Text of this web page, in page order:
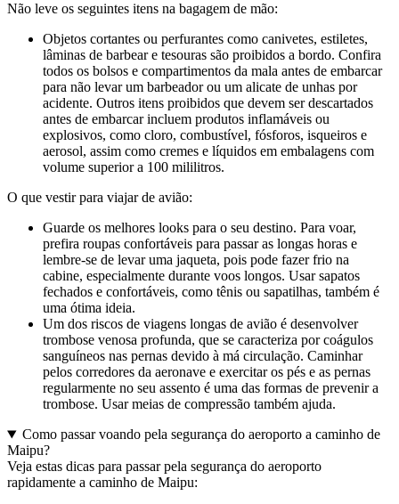
Não leve os seguintes itens na bagagem de mão:
Objetos cortantes ou perfurantes como canivetes, estiletes,
lâminas de barbear e tesouras são proibidos a bordo. Confira
todos os bolsos e compartimentos da mala antes de embarcar
para não levar um barbeador ou um alicate de unhas por
acidente. Outros itens proibidos que devem ser descartados
antes de embarcar incluem produtos inflamáveis ou
explosivos, como cloro, combustível, fósforos, isqueiros e
aerosol, assim como cremes e líquidos em embalagens com
volume superior a 100 mililitros.
O que vestir para viajar de avião:
Guarde os melhores looks para o seu destino. Para voar,
prefira roupas confortáveis para passar as longas horas e
lembre-se de levar uma jaqueta, pois pode fazer frio na
cabine, especialmente durante voos longos. Usar sapatos
fechados e confortáveis, como tênis ou sapatilhas, também é
uma ótima ideia.
Um dos riscos de viagens longas de avião é desenvolver
trombose venosa profunda, que se caracteriza por coágulos
sanguíneos nas pernas devido à má circulação. Caminhar
pelos corredores da aeronave e exercitar os pés e as pernas
regularmente no seu assento é uma das formas de prevenir a
trombose. Usar meias de compressão também ajuda.
Como passar voando pela segurança do aeroporto a caminho de
Maipu?
Veja estas dicas para passar pela segurança do aeroporto
rapidamente a caminho de Maipu: